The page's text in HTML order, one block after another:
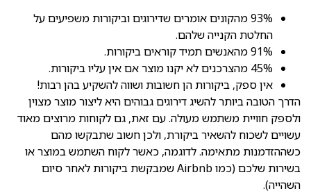
93% מהקונים אומרים שדירוגים וביקורות משפיעים על
החלטת הקנייה שלהם.
91% מהאנשים תמיד קוראים ביקורות.
45% מהצרכנים לא יקנו מוצר אם אין עליו ביקורות.
אין ספק, ביקורות הן חשובות ושווה להשקיע בהן רבות!
הדרך הטובה ביותר להשיג דירוגים גבוהים היא ליצור מוצר מצוין
ולספק חוויית משתמש מעולה. עם זאת, גם לקוחות מרוצים מאוד
עשויים לשכוח להשאיר ביקורת, ולכן חשוב שתבקשו מהם
כשההזדמנות מתאימה. לדוגמה, כאשר לקוח השתמש במוצר או
בשירות שלכם (כמו Airbnb שמבקשת ביקורות לאחר סיום
השהייה).